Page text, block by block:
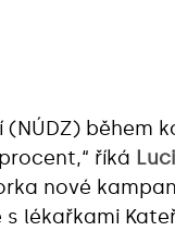
během
říká
nové
lékařkami